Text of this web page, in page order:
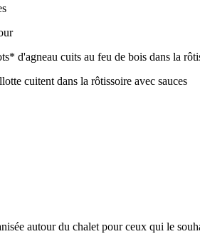
d'agneau cuits au feu de bois dans la
cuitent dans la rôtissoire avec sauces
autour du chalet pour ceux qui le